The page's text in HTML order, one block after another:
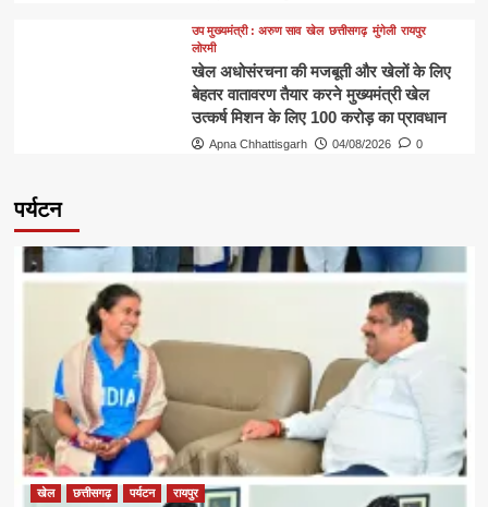
उप मुख्यमंत्री : अरुण साव खेल छत्तीसगढ़ मुंगेली रायपुर
लोरमी
खेल अधोसंरचना की मजबूती और खेलों के लिए
बेहतर वातावरण तैयार करने मुख्यमंत्री खेल
उत्कर्ष मिशन के लिए 100 करोड़ का प्रावधान
Apna Chhattisgarh 04/08/2026 0
पर्यटन
खेल छत्तीसगढ़ पर्यटन रायपुर